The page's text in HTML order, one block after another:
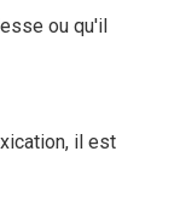
ou qu'il
il est